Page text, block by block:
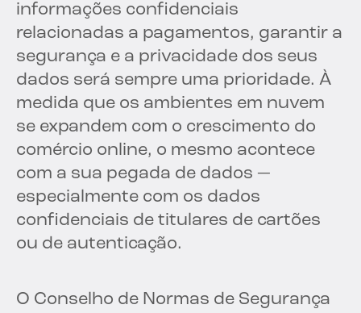
informações confidenciais
relacionadas a pagamentos, garantir a
segurança e a privacidade dos seus
dados será sempre uma prioridade. À
medida que os ambientes em nuvem
se expandem com o crescimento do
comércio online, o mesmo acontece
com a sua pegada de dados —
especialmente com os dados
confidenciais de titulares de cartões
ou de autenticação.
O Conselho de Normas de Segurança